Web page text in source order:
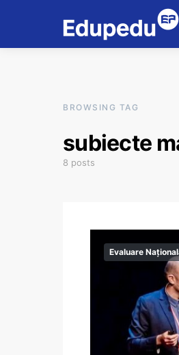
BROWSING TAG
subiecte
8 posts
Evaluare